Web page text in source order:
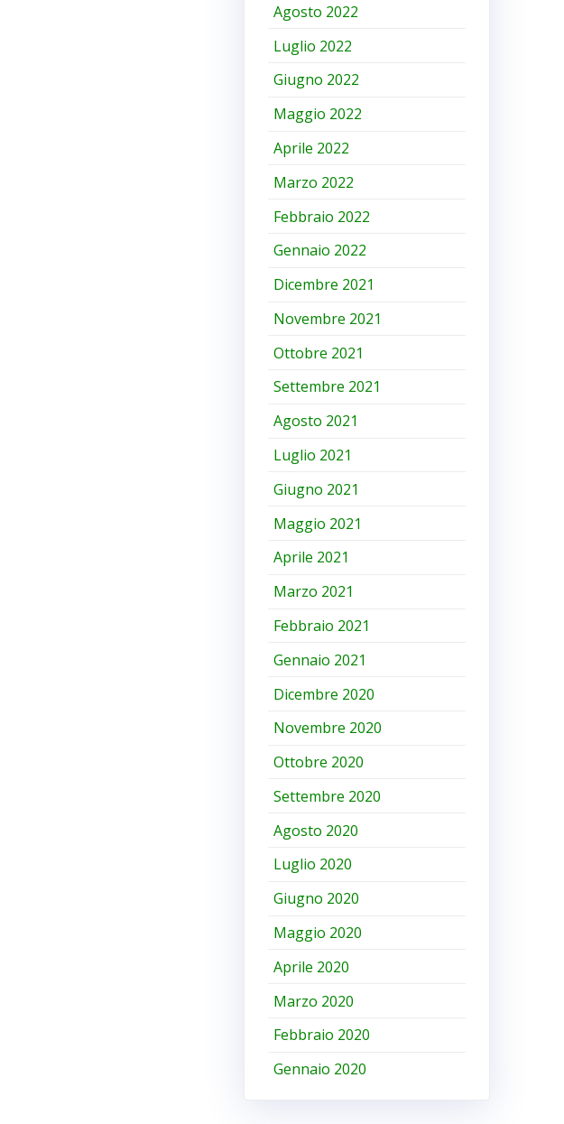
Agosto 2022
Luglio 2022
Giugno 2022
Maggio 2022
Aprile 2022
Marzo 2022
Febbraio 2022
Gennaio 2022
Dicembre 2021
Novembre 2021
Ottobre 2021
Settembre 2021
Agosto 2021
Luglio 2021
Giugno 2021
Maggio 2021
Aprile 2021
Marzo 2021
Febbraio 2021
Gennaio 2021
Dicembre 2020
Novembre 2020
Ottobre 2020
Settembre 2020
Agosto 2020
Luglio 2020
Giugno 2020
Maggio 2020
Aprile 2020
Marzo 2020
Febbraio 2020
Gennaio 2020